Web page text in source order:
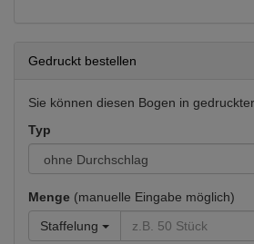
Gedruckt bestellen
Sie können diesen Bogen in
Typ
Menge (manuelle Eingabe möglich)
Staffelung